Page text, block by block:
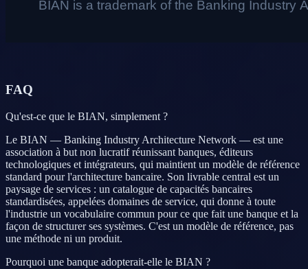
FAQ
Qu'est-ce que le BIAN, simplement ?
Le BIAN — Banking Industry Architecture Network — est une
association à but non lucratif réunissant banques, éditeurs
technologiques et intégrateurs, qui maintient un modèle de référence
standard pour l'architecture bancaire. Son livrable central est un
paysage de services : un catalogue de capacités bancaires
standardisées, appelées domaines de service, qui donne à toute
l'industrie un vocabulaire commun pour ce que fait une banque et la
façon de structurer ses systèmes. C'est un modèle de référence, pas
une méthode ni un produit.
Pourquoi une banque adopterait-elle le BIAN ?